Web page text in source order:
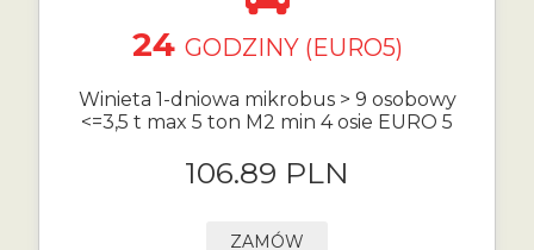
24 GODZINY (EURO5)
Winieta 1-dniowa mikrobus > 9 osobowy
<=3,5 t max 5 ton M2 min 4 osie EURO 5
106.89 PLN
ZAMÓW